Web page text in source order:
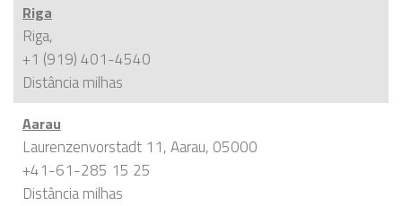
Riga
Riga,
+1 (919) 401-4540
Distânciamilhas
Aarau
Laurenzenvorstadt 11, Aarau, 05000
+41-61-285 15 25
Distânciamilhas